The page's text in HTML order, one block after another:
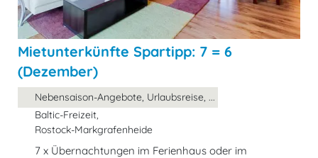
Mietunterkünfte Spartipp: 7 = 6
(Dezember)
Nebensaison-Angebote, Urlaubsreise, ...
Baltic-Freizeit,
Rostock-Markgrafenheide
7 x Übernachtungen im Ferienhaus oder im